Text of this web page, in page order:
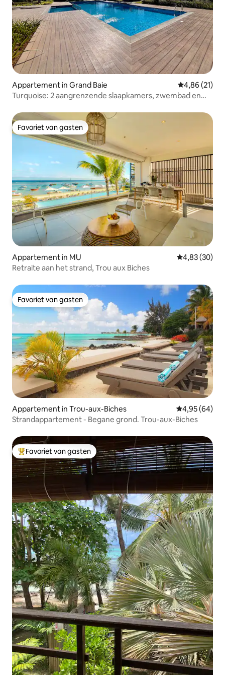
Appartement in Grand Baie Gemiddelde
4,86 (21)
Turquoise: 2 aangrenzende slaapkamers, zwembad en
Favoriet van gasten
Favoriet van gasten
Appartement in MU Gemiddelde
4,83 (30)
Retraite aan het strand, Trou aux Biches
Favoriet van gasten
Favoriet van gasten
Appartement in Trou-aux-Biches Gemiddelde
4,95 (64)
Strandappartement - Begane grond. Trou-aux-Biches
Topfavoriet van gasten
Favoriet van gasten